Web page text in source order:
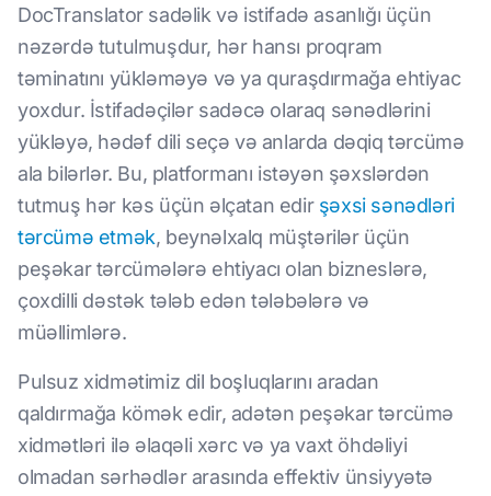
DocTranslator sadəlik və istifadə asanlığı üçün
nəzərdə tutulmuşdur, hər hansı proqram
təminatını yükləməyə və ya quraşdırmağa ehtiyac
yoxdur. İstifadəçilər sadəcə olaraq sənədlərini
yükləyə, hədəf dili seçə və anlarda dəqiq tərcümə
ala bilərlər. Bu, platformanı istəyən şəxslərdən
tutmuş hər kəs üçün əlçatan edir şəxsi sənədləri
tərcümə etmək, beynəlxalq müştərilər üçün
peşəkar tərcümələrə ehtiyacı olan bizneslərə,
çoxdilli dəstək tələb edən tələbələrə və
müəllimlərə.
Pulsuz xidmətimiz dil boşluqlarını aradan
qaldırmağa kömək edir, adətən peşəkar tərcümə
xidmətləri ilə əlaqəli xərc və ya vaxt öhdəliyi
olmadan sərhədlər arasında effektiv ünsiyyətə